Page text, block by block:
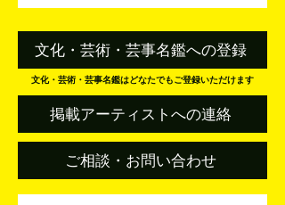
文化・芸術・芸事名鑑への登録
掲載アーティストへの連絡
ご相談・お問い合わせ
文化・芸術・芸事名鑑はどなたでもご登録いただけます